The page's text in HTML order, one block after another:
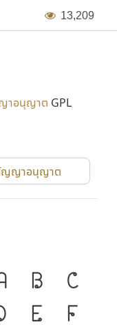
13,209
าอนุญาต GPL
ญาอนุญาต
B
C
E
F